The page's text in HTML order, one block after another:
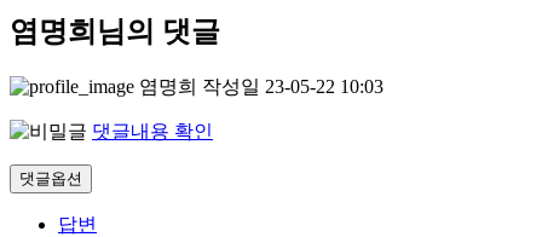
염명희님의 댓글
염명희 작성일 23-05-22 10:03
댓글내용 확인
댓글옵션
답변